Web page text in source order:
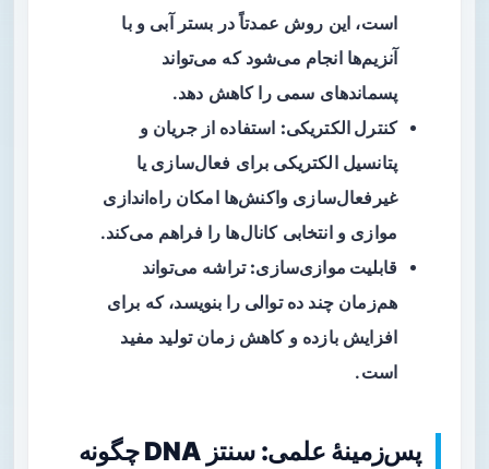
است، این روش عمدتاً در بستر آبی و با
آنزیم‌ها انجام می‌شود که می‌تواند
پسماندهای سمی را کاهش دهد.
کنترل الکتریکی: استفاده از جریان و
پتانسیل الکتریکی برای فعال‌سازی یا
غیرفعال‌سازی واکنش‌ها امکان راه‌اندازی
موازی و انتخابی کانال‌ها را فراهم می‌کند.
قابلیت موازی‌سازی: تراشه می‌تواند
هم‌زمان چند ده توالی را بنویسد، که برای
افزایش بازده و کاهش زمان تولید مفید
است.
پس‌زمینهٔ علمی: سنتز DNA چگونه